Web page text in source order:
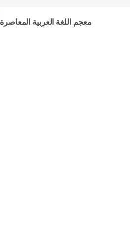
معجم اللغة العربية المعاصرة